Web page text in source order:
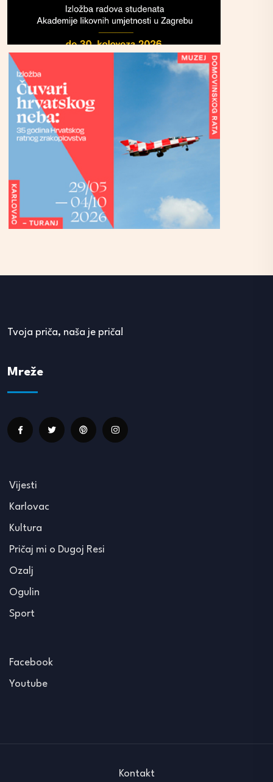
Tvoja priča, naša je priča!
Mreže
Vijesti
Karlovac
Kultura
Pričaj mi o Dugoj Resi
Ozalj
Ogulin
Sport
Facebook
Youtube
Kontakt